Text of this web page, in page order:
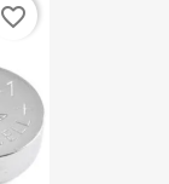
favorite_border